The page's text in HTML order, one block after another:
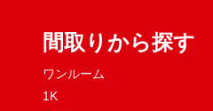
間取りから探す
ワンルーム
1K